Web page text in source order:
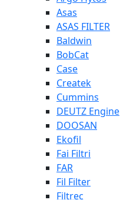
Asas
ASAS FILTER
Baldwin
BobCat
Case
Createk
Cummins
DEUTZ Engine
DOOSAN
Ekofil
Fai Filtri
FAR
Fil Filter
Filtrec